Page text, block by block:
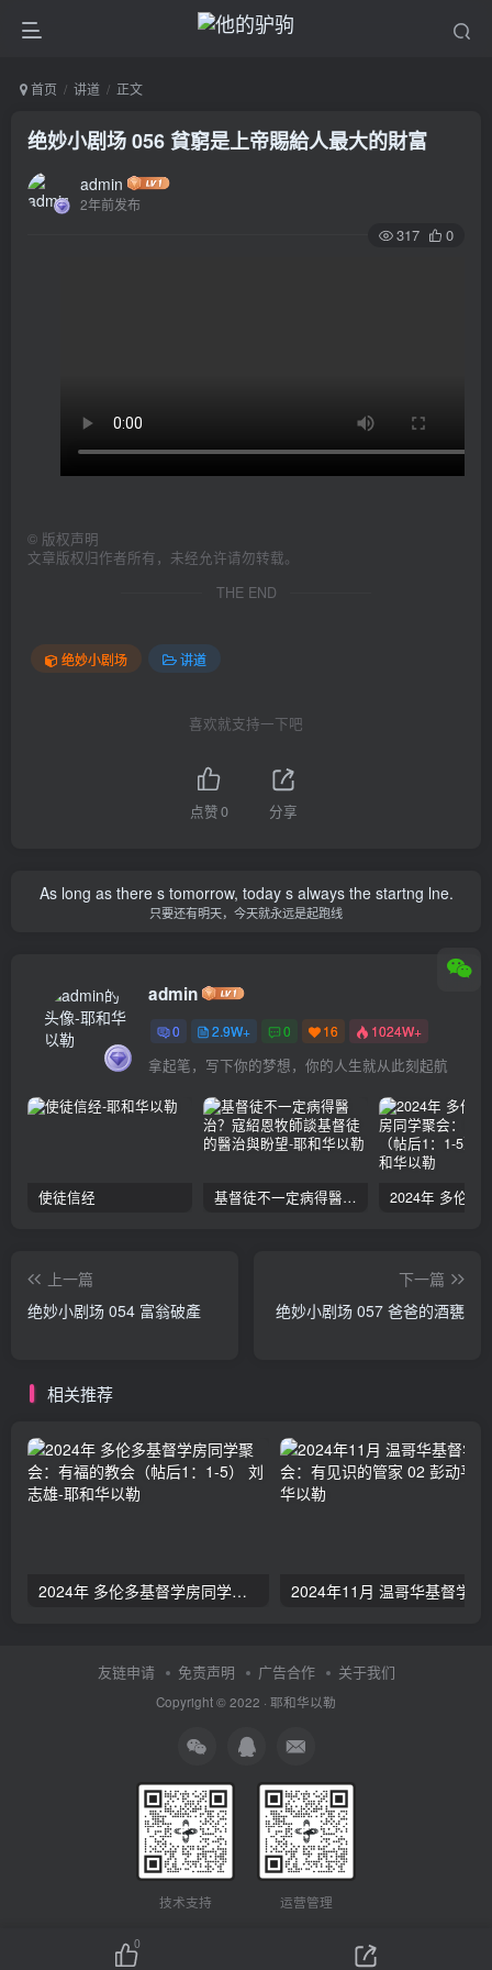
首页 讲道 正文
绝妙小剧场 056 貧窮是上帝賜給人最大的財富
admin
2年前发布
317 0
© 版权声明
文章版权归作者所有，未经允许请勿转载。
THE END
绝妙小剧场 讲道
喜欢就支持一下吧
点赞0 分享
As long as there s tomorrow, today s always the startng lne.
只要还有明天，今天就永远是起跑线
admin
0 2.9W+ 0 16 1024W+
拿起笔，写下你的梦想，你的人生就从此刻起航
使徒信经 基督徒不一定病得醫治？寇紹恩牧師談基督徒的醫治與盼望
上一篇
绝妙小剧场 054 富翁破產
下一篇
绝妙小剧场 057 爸爸的酒甕
相关推荐
2024年 多伦多基督学房同学聚会：有福的教会（帖后1：1-5） 刘志雄
友链申请 免责声明 广告合作 关于我们
Copyright © 2022 · 耶和华以勒
技术支持 运营管理
0